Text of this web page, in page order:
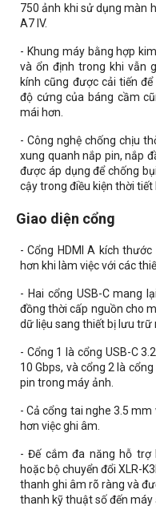
750 ảnh khi sử dụng màn
A7 IV.
- Khung máy bằng hợp
và ổn định trong khi vẫn
kính cũng được cải tiến
độ cứng của báng cầm
mái hơn.
- Công nghệ chống chịu
xung quanh nắp pin, nắp
được áp dụng để chống
cậy trong điều kiện thời tiết
Giao diện cổng
- Cổng HDMI A kích
hơn khi làm việc với các
- Hai cổng USB-C mang
đồng thời cấp nguồn cho
dữ liệu sang thiết bị lưu trữ
- Cổng 1 là cổng USB-C
10 Gbps, và cổng 2 là
pin trong máy ảnh.
- Cả cổng tai nghe 3.5
hơn việc ghi âm.
- Đế cắm đa năng hỗ trợ
hoặc bộ chuyển đổi XLR-
thanh ghi âm rõ ràng và
thanh kỹ thuật số đến máy